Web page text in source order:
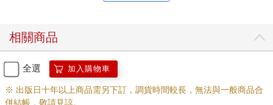
相關商品
全選 加入購物車
※ 出版日十年以上商品需另下訂，調貨時間較長，無法與一般商品合
併結帳，敬請見諒。